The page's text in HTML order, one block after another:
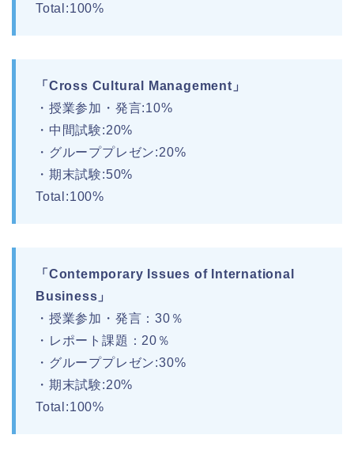
Total:100%
「Cross Cultural Management」
・授業参加・発言:10%
・中間試験:20%
・グループプレゼン:20%
・期末試験:50%
Total:100%
「Contemporary Issues of International
Business」
・授業参加・発言：30％
・レポート課題：20％
・グループプレゼン:30%
・期末試験:20%
Total:100%